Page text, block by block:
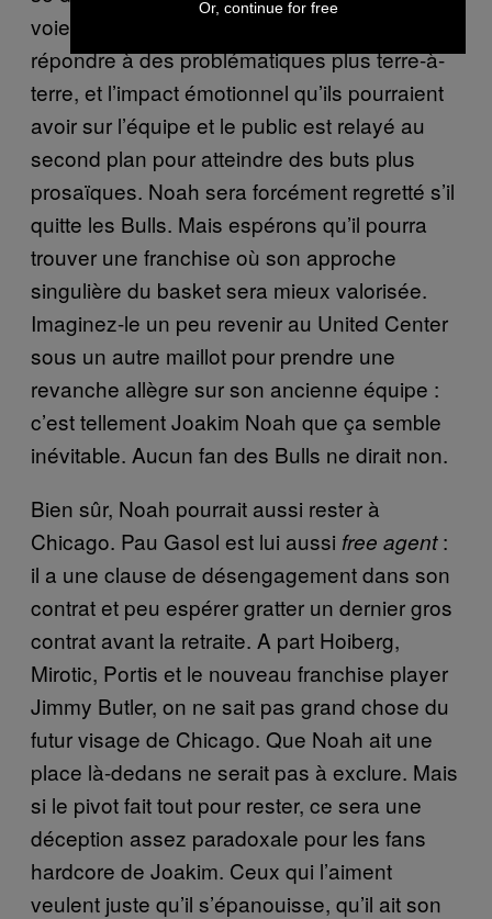
voient leur personnalités être évacuées pour
répondre à des problématiques plus terre-à-
terre, et l’impact émotionnel qu’ils pourraient
avoir sur l’équipe et le public est relayé au
second plan pour atteindre des buts plus
prosaïques. Noah sera forcément regretté s’il
quitte les Bulls. Mais espérons qu’il pourra
trouver une franchise où son approche
singulière du basket sera mieux valorisée.
Imaginez-le un peu revenir au United Center
sous un autre maillot pour prendre une
revanche allègre sur son ancienne équipe :
c’est tellement Joakim Noah que ça semble
inévitable. Aucun fan des Bulls ne dirait non.
Bien sûr, Noah pourrait aussi rester à
Chicago. Pau Gasol est lui aussi free agent:
il a une clause de désengagement dans son
contrat et peu espérer gratter un dernier gros
contrat avant la retraite. A part Hoiberg,
Mirotic, Portis et le nouveau franchise player
Jimmy Butler, on ne sait pas grand chose du
futur visage de Chicago. Que Noah ait une
place là-dedans ne serait pas à exclure. Mais
si le pivot fait tout pour rester, ce sera une
déception assez paradoxale pour les fans
hardcore de Joakim. Ceux qui l’aiment
veulent juste qu’il s’épanouisse, qu’il ait son
Or, continue for free